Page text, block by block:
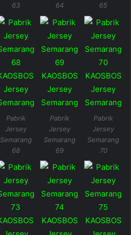
63
64
65
Pabrik
Jersey
Semarang
68
Pabrik
Jersey
Semarang
69
Pabrik
Jersey
Semarang
70